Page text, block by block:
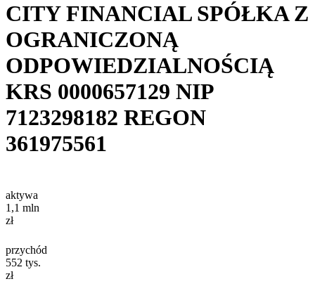
CITY FINANCIAL SPÓŁKA Z
OGRANICZONĄ
ODPOWIEDZIALNOŚCIĄ
KRS 0000657129 NIP
7123298182 REGON
361975561
aktywa
1,1 mln
zł
przychód
552 tys.
zł